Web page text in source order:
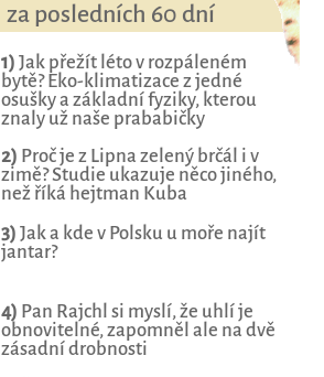
za posledních 60 dní
1) Jak přežít léto v rozpáleném
bytě? Eko-klimatizace z jedné
osušky a základní fyziky, kterou
znaly už naše prababičky
2) Proč je z Lipna zelený brčál i v
zimě? Studie ukazuje něco jiného,
než říká hejtman Kuba
3) Jak a kde v Polsku u moře najít
jantar?
4) Pan Rajchl si myslí, že uhlí je
obnovitelné, zapomněl ale na dvě
zásadní drobnosti